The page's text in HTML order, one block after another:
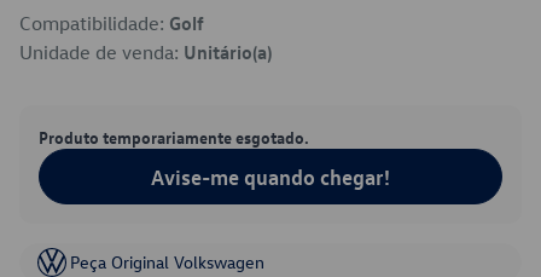
Compatibilidade: Golf
Unidade de venda: Unitário(a)
Produto temporariamente esgotado.
Avise-me quando chegar!
Peça Original Volkswagen